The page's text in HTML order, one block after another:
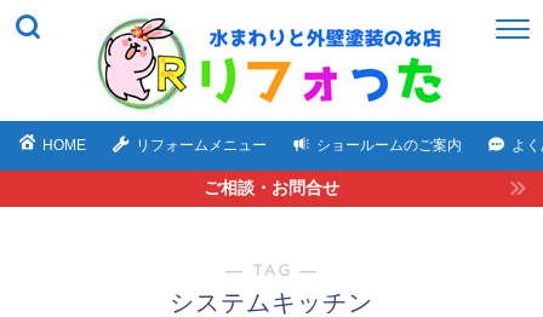
HOME リフォームメニュー ショールームのご案内 よ
ご相談・お問合せ
― TAG ―
システムキッチン